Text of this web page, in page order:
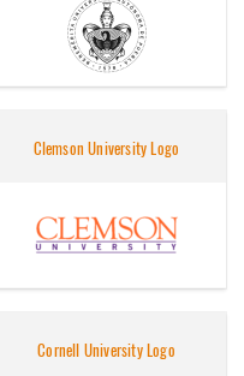
Clemson University Logo
Cornell University Logo